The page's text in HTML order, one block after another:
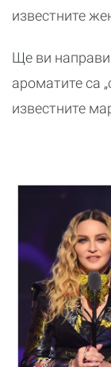
известните
Ще ви направи
ароматите са
известните